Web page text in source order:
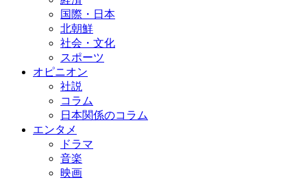
国際・日本
北朝鮮
社会・文化
スポーツ
オピニオン
社説
コラム
日本関係のコラム
エンタメ
ドラマ
音楽
映画